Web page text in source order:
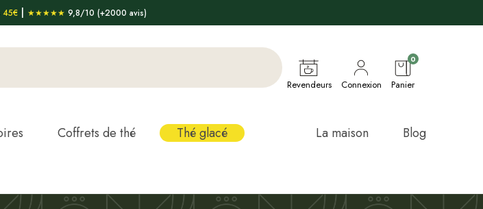
45€| ★★★★★ 9,8/10 (+2000 avis)
Revendeurs Connexion Panier
0
Coffrets de thé Thé glacé La maison Blog